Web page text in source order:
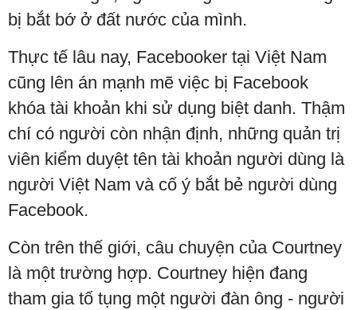
bị bắt bớ ở đất nước của mình.
Thực tế lâu nay, Facebooker tại Việt Nam
cũng lên án mạnh mẽ việc bị Facebook
khóa tài khoản khi sử dụng biệt danh. Thậm
chí có người còn nhận định, những quản trị
viên kiểm duyệt tên tài khoản người dùng là
người Việt Nam và cố ý bắt bẻ người dùng
Facebook.
Còn trên thế giới, câu chuyện của Courtney
là một trường hợp. Courtney hiện đang
tham gia tố tụng một người đàn ông - người